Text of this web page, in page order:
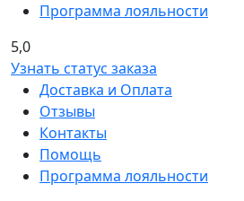
Программа лояльности
5,0
Узнать статус заказа
Доставка и Оплата
Отзывы
Контакты
Помощь
Программа лояльности